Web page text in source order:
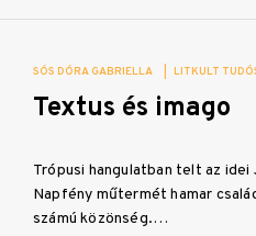
SÓS DÓRA GABRIELLA LITKULT
Textus és imago
Trópusi hangulatban telt az idei
Napfény műtermét hamar
számú közönség.…